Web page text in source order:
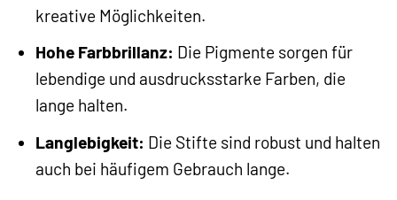
kreative Möglichkeiten.
Hohe Farbbrillanz: Die Pigmente sorgen für
lebendige und ausdrucksstarke Farben, die
lange halten.
Langlebigkeit: Die Stifte sind robust und halten
auch bei häufigem Gebrauch lange.